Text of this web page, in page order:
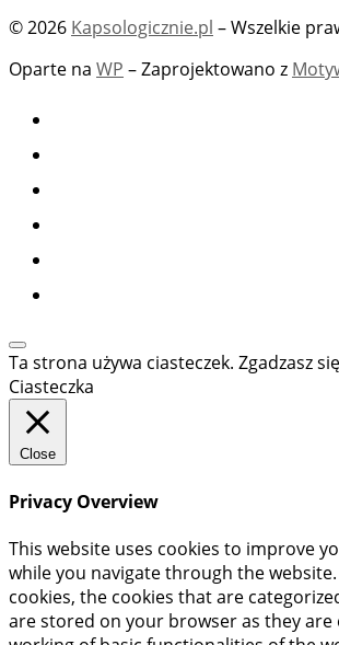
© 2026 Kapsologicznie.pl – Wszelkie
Oparte na WP – Zaprojektowano z
Ta strona używa ciasteczek. Zgadzasz
Ciasteczka
Close
Privacy Overview
This website uses cookies to improve
while you navigate through the
cookies, the cookies that are
are stored on your browser as they